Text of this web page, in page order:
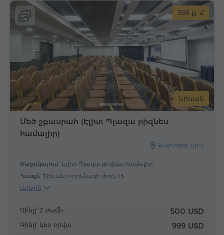
Երևան
386 ք. մ
Մեծ շքասրահ (Էլիտ Պլազա բիզնես
համալիր)
Քարտեզի վրա
Տեղակայում՝ Էլիտ Պլազա բիզնես համալիր
Հասցե՝ Երևան, Խորենացի փող., 15
Ավելին
Գինը՝ 2 ժամի 500 USD
Գինը՝ կես օրվա 999 USD